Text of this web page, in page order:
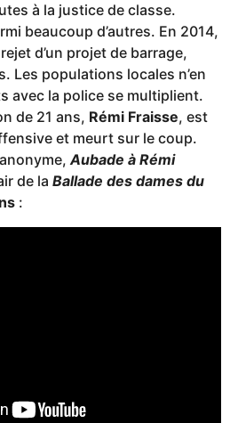
à la justice de classe.
beaucoup d’autres. En 2014,
d’un projet de barrage,
Les populations locales n’en
avec la police se multiplient.
de 21 ans, Rémi Fraisse, est
et meurt sur le coup.
Aubade à Rémi
de la Ballade des dames du
: